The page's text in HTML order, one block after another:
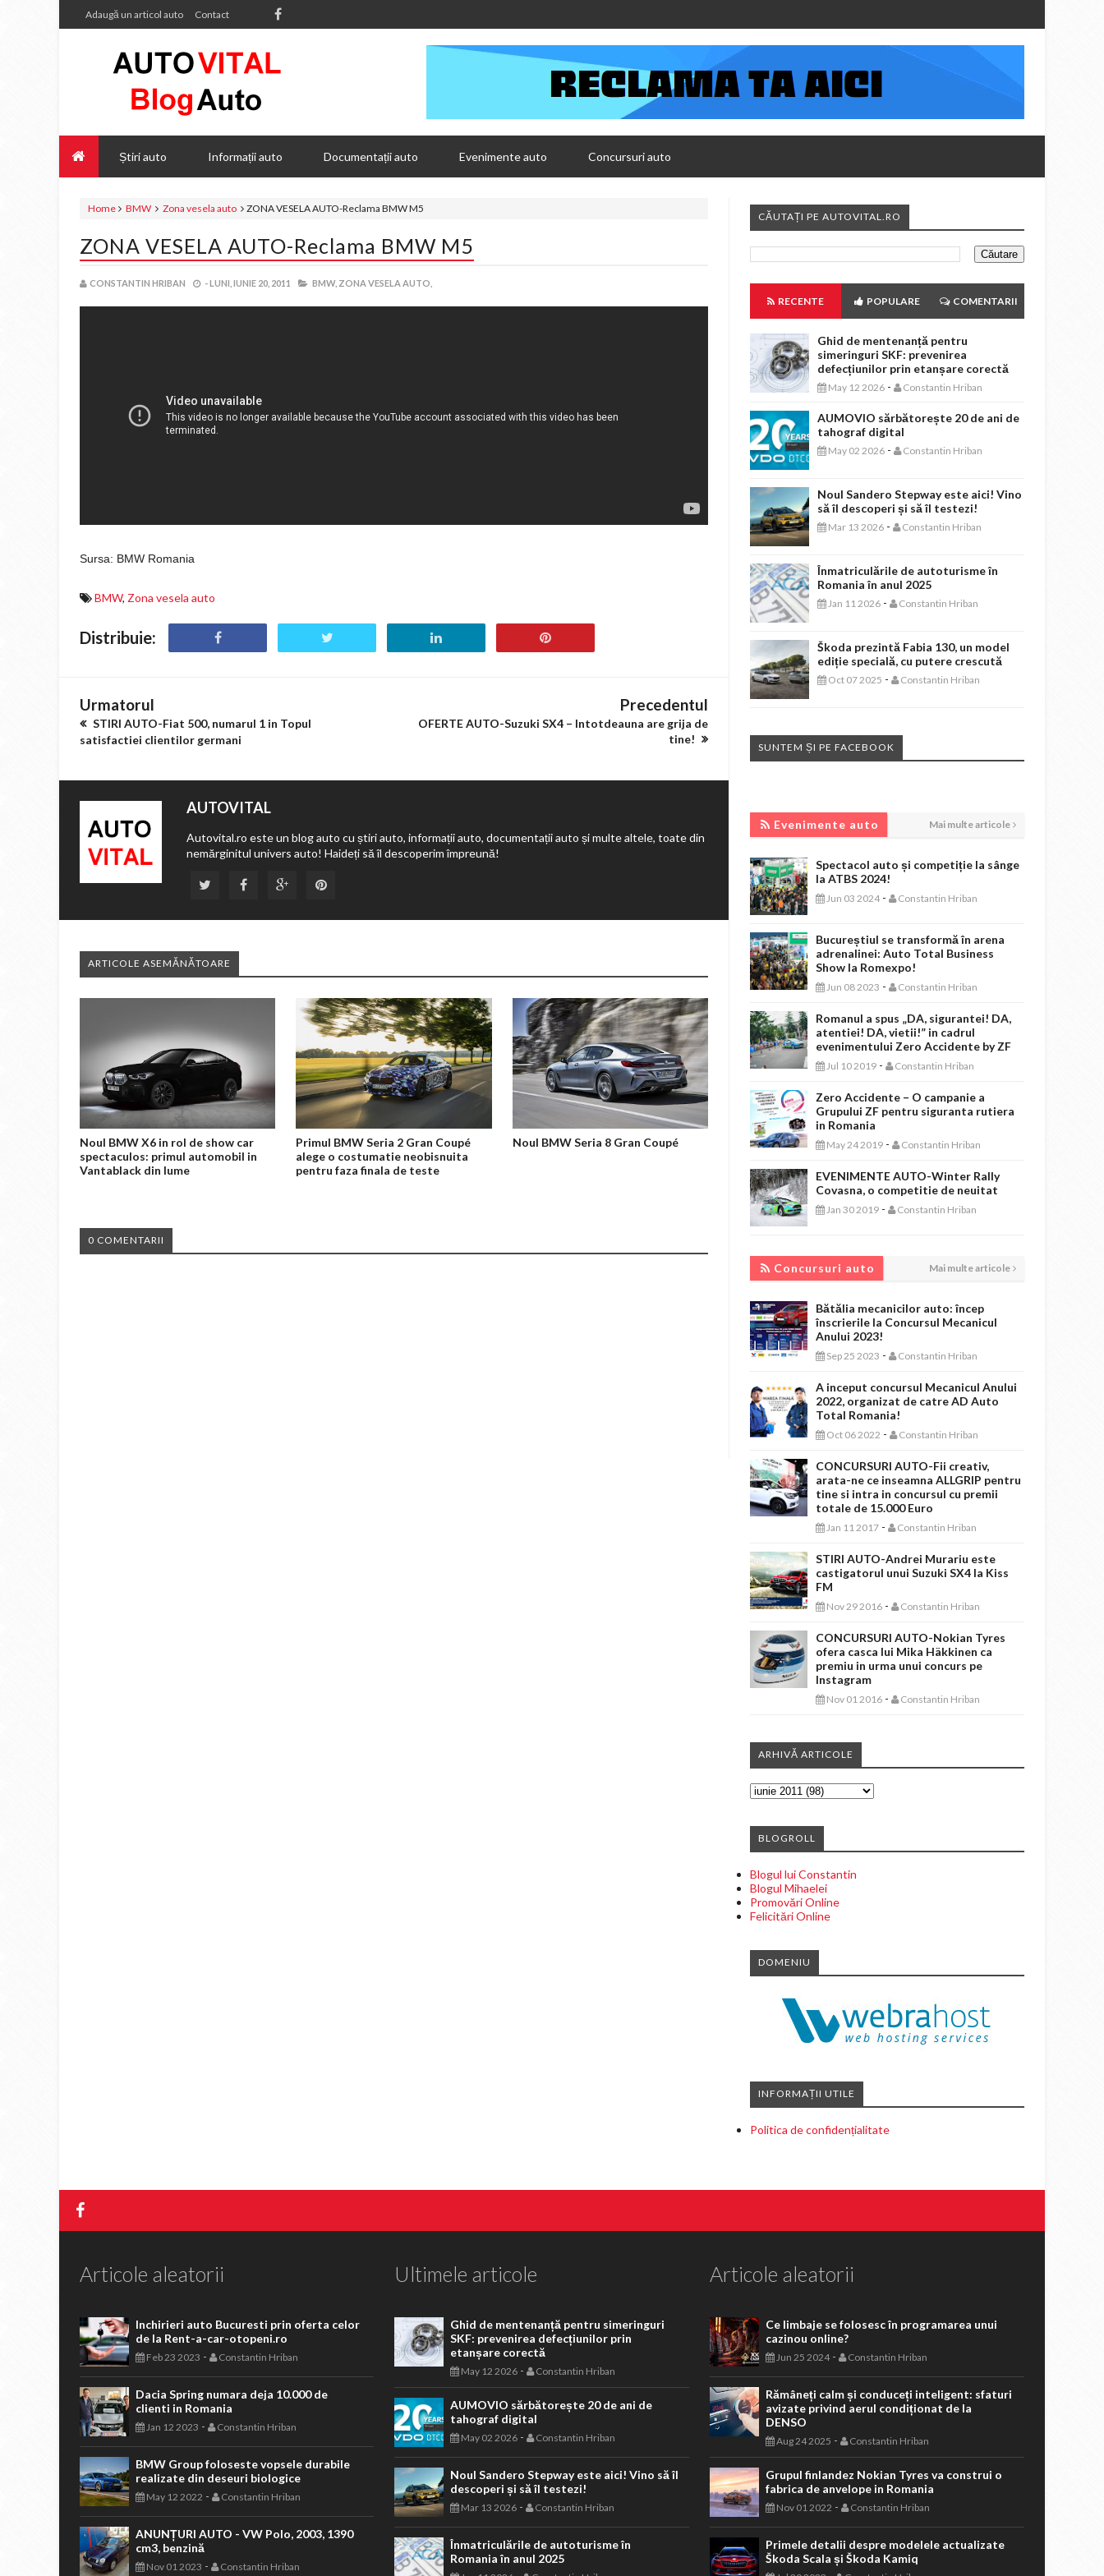
Adaugă un articol auto Contact
Știri auto Informații auto Documentații auto Evenimente auto Concursuri auto
Home BMW Zona vesela auto ZONA VESELA AUTO-Reclama BMW M5
ZONA VESELA AUTO-Reclama BMW M5
CONSTANTIN HRIBAN -LUNI, IUNIE 20, 2011 BMW, ZONA VESELA AUTO,
Sursa: BMW Romania
BMW, Zona vesela auto
Distribuie:
Urmatorul
STIRI AUTO-Fiat 500, numarul 1 in Topul
satisfactiei clientilor germani
Precedentul
OFERTE AUTO-Suzuki SX4 – Intotdeauna are grija de
tine!
AUTOVITAL
Autovital.ro este un blog auto cu știri auto, informații auto, documentații auto și multe altele, toate din
nemărginitul univers auto! Haideți să îl descoperim împreună!
ARTICOLE ASEMĂNĂTOARE
Noul BMW X6 in rol de show car
spectaculos: primul automobil in
Vantablack din lume
Primul BMW Seria 2 Gran Coupé
alege o costumatie neobisnuita
pentru faza finala de teste
Noul BMW Seria 8 Gran Coupé
0 COMENTARII
CĂUTAȚI PE AUTOVITAL.RO
RECENTE POPULARE COMENTARII
Ghid de mentenanță pentru
simeringuri SKF: prevenirea
defecțiunilor prin etanșare corectă
May 12 2026 - Constantin Hriban
AUMOVIO sărbătorește 20 de ani de
tahograf digital
May 02 2026 - Constantin Hriban
Noul Sandero Stepway este aici! Vino
să îl descoperi și să îl testezi!
Mar 13 2026 - Constantin Hriban
Înmatriculările de autoturisme în
Romania în anul 2025
Jan 11 2026 - Constantin Hriban
Škoda prezintă Fabia 130, un model
ediție specială, cu putere crescută
Oct 07 2025 - Constantin Hriban
SUNTEM ȘI PE FACEBOOK
Evenimente auto Mai multe articole
Spectacol auto și competiție la sânge
la ATBS 2024!
Jun 03 2024 - Constantin Hriban
Bucureștiul se transformă în arena
adrenalinei: Auto Total Business
Show la Romexpo!
Jun 08 2023 - Constantin Hriban
Romanul a spus „DA, sigurantei! DA,
atentiei! DA, vietii!” in cadrul
evenimentului Zero Accidente by ZF
Jul 10 2019 - Constantin Hriban
Zero Accidente – O campanie a
Grupului ZF pentru siguranta rutiera
in Romania
May 24 2019 - Constantin Hriban
EVENIMENTE AUTO-Winter Rally
Covasna, o competitie de neuitat
Jan 30 2019 - Constantin Hriban
Concursuri auto Mai multe articole
Bătălia mecanicilor auto: încep
înscrierile la Concursul Mecanicul
Anului 2023!
Sep 25 2023 - Constantin Hriban
A inceput concursul Mecanicul Anului
2022, organizat de catre AD Auto
Total Romania!
Oct 06 2022 - Constantin Hriban
CONCURSURI AUTO-Fii creativ,
arata-ne ce inseamna ALLGRIP pentru
tine si intra in concursul cu premii
totale de 15.000 Euro
Jan 11 2017 - Constantin Hriban
STIRI AUTO-Andrei Murariu este
castigatorul unui Suzuki SX4 la Kiss
FM
Nov 29 2016 - Constantin Hriban
CONCURSURI AUTO-Nokian Tyres
ofera casca lui Mika Häkkinen ca
premiu in urma unui concurs pe
Instagram
Nov 01 2016 - Constantin Hriban
ARHIVĂ ARTICOLE
BLOGROLL
Blogul lui Constantin
Blogul Mihaelei
Promovări Online
Felicitări Online
DOMENIU
INFORMAȚII UTILE
Politica de confidențialitate
Articole aleatorii
Inchirieri auto Bucuresti prin oferta celor
de la Rent-a-car-otopeni.ro
Feb 23 2023 - Constantin Hriban
Dacia Spring numara deja 10.000 de
clienti in Romania
Jan 12 2023 - Constantin Hriban
BMW Group foloseste vopsele durabile
realizate din deseuri biologice
May 12 2022 - Constantin Hriban
ANUNȚURI AUTO - VW Polo, 2003, 1390
cm3, benzină
Nov 01 2023 - Constantin Hriban
Ultimele articole
Ghid de mentenanță pentru simeringuri
SKF: prevenirea defecțiunilor prin
etanșare corectă
May 12 2026 - Constantin Hriban
AUMOVIO sărbătorește 20 de ani de
tahograf digital
May 02 2026 - Constantin Hriban
Noul Sandero Stepway este aici! Vino să îl
descoperi și să îl testezi!
Mar 13 2026 - Constantin Hriban
Înmatriculările de autoturisme în
Romania în anul 2025
Articole aleatorii
Ce limbaje se folosesc în programarea unui
cazinou online?
Jun 25 2024- Constantin Hriban
Rămâneți calm și conduceți inteligent: sfaturi
avizate privind aerul condiționat de la
DENSO
Aug 24 2025 - Constantin Hriban
Grupul finlandez Nokian Tyres va construi o
fabrica de anvelope in Romania
Nov 01 2022 - Constantin Hriban
Primele detalii despre modelele actualizate
Škoda Scala și Škoda Kamiq